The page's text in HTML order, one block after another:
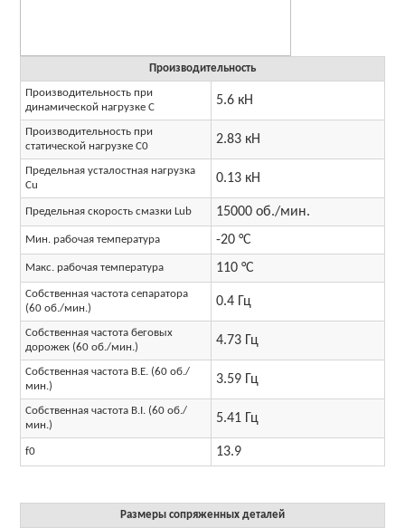
Производительность
Производительность при
динамической нагрузке C
5.6 кН
Производительность при
статической нагрузке C0
2.83 кН
Предельная усталостная нагрузка
Cu
0.13 кН
Предельная скорость смазки Lub 15000 об./мин.
Мин. рабочая температура -20 °C
Макс. рабочая температура 110 °C
Собственная частота сепаратора
(60 об./мин.)
0.4 Гц
Собственная частота беговых
дорожек (60 об./мин.)
4.73 Гц
Собственная частота B.E. (60 об./
мин.)
3.59 Гц
Собственная частота B.I. (60 об./
мин.)
5.41 Гц
f0 13.9
Размеры сопряженных деталей